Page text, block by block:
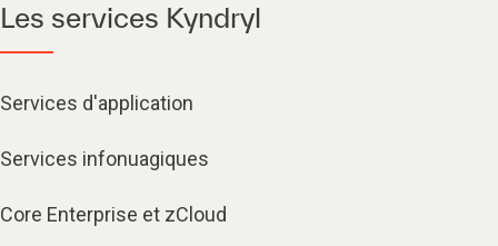
Les services Kyndryl
Services d'application
Services infonuagiques​
Core Enterprise et zCloud